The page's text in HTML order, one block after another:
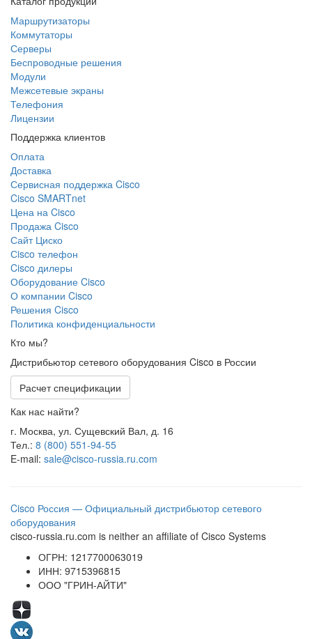
Маршрутизаторы
Коммутаторы
Серверы
Беспроводные решения
Модули
Межсетевые экраны
Телефония
Лицензии
Поддержка клиентов
Оплата
Доставка
Сервисная поддержка Cisco
Cisco SMARTnet
Цена на Cisco
Продажа Cisco
Сайт Циско
Сisco телефон
Cisco дилеры
Оборудование Cisco
О компании Cisco
Решения Cisco
Политика конфиденциальности
Кто мы?
Дистрибьютор сетевого оборудования Cisco в России
Расчет спецификации
Как нас найти?
г. Москва, ул. Сущевский Вал, д. 16
Тел.: 8 (800) 551-94-55
E-mail: sale@cisco-russia.ru.com
Cisco Россия — Официальный дистрибьютор сетевого
оборудования
cisco-russia.ru.com is neither an affiliate of Cisco Systems
ОГРН: 1217700063019
ИНН: 9715396815
ООО "ГРИН-АЙТИ"